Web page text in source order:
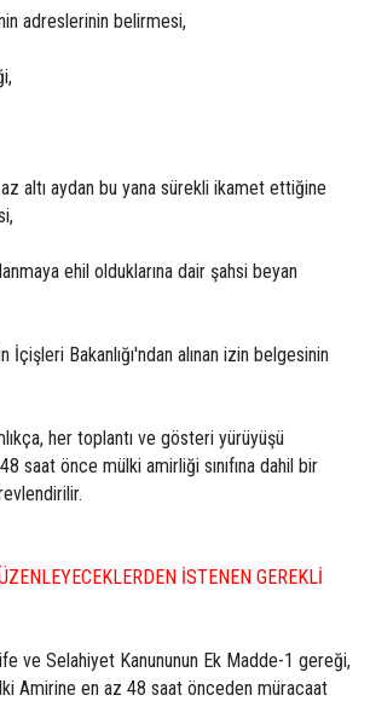
adreslerinin belirmesi,
altı aydan bu yana sürekli ikamet ettiğine
ehil olduklarına dair şahsi beyan
İçişleri Bakanlığı'ndan alınan izin belgesinin
her toplantı ve gösteri yürüyüşü
saat önce mülki amirliği sınıfına dahil bir
İSTENEN GEREKLİ
ve Selahiyet Kanununun Ek Madde-1 gereği,
Amirine en az 48 saat önceden müracaat